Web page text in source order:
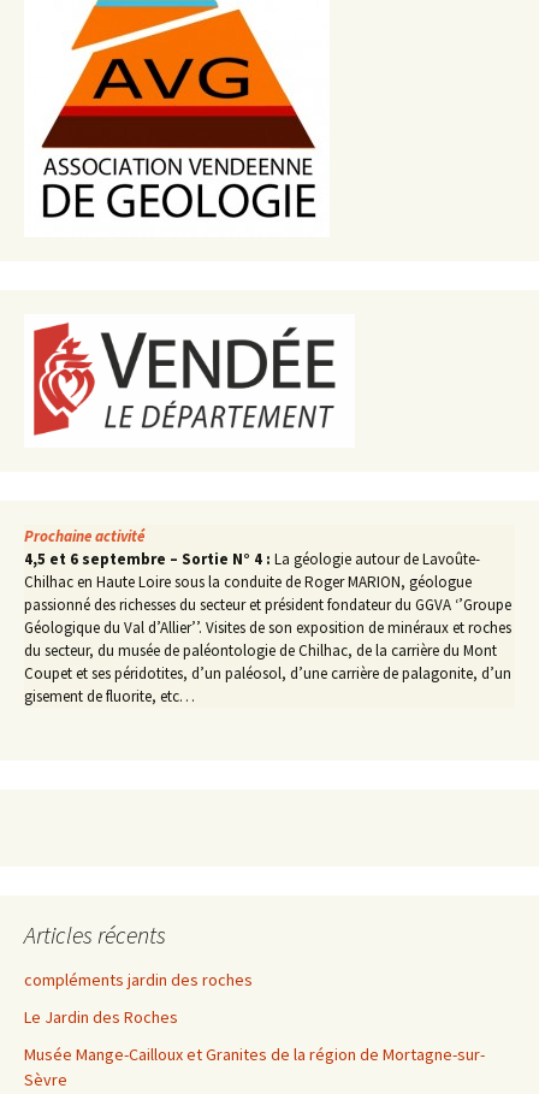
Prochaine activité
4,5 et 6 septembre – Sortie N° 4 : La géologie autour de Lavoûte-
Chilhac en Haute Loire sous la conduite de Roger MARION, géologue
passionné des richesses du secteur et président fondateur du GGVA ‘’Groupe
Géologique du Val d’Allier’’. Visites de son exposition de minéraux et roches
du secteur, du musée de paléontologie de Chilhac, de la carrière du Mont
Coupet et ses péridotites, d’un paléosol, d’une carrière de palagonite, d’un
gisement de fluorite, etc…
Articles récents
compléments jardin des roches
Le Jardin des Roches
Musée Mange-Cailloux et Granites de la région de Mortagne-sur-
Sèvre